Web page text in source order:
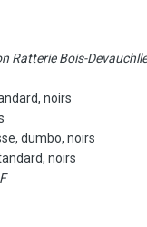
Ratterie Bois-
noirs
dumbo, noirs
noirs